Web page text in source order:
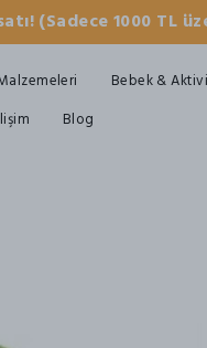
(Sadece 1000 TL
Bebek &
Blog